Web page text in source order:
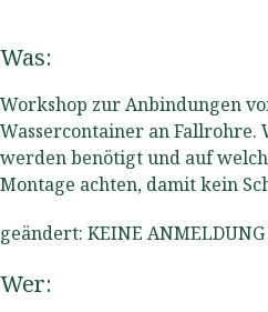
Was:
Workshop zur Anbindungen
Wassercontainer an Fallrohre.
werden benötigt und auf
Montage achten, damit kein
geändert: KEINE
Wer: